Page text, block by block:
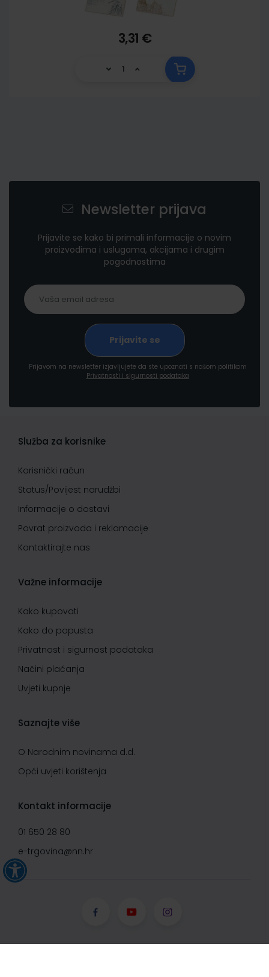
3,31 €
Newsletter prijava
Prijavite se kako bi primali informacije o novim
proizvodima i uslugama, akcijama i drugim
pogodnostima
Prijavom na newsletter izjavljujete da ste upoznati s našom politikom
Privatnosti i sigurnosti podataka
Služba za korisnike
Korisnički račun
Status/Povijest narudžbi
Informacije o dostavi
Povrat proizvoda i reklamacije
Kontaktirajte nas
Važne informacije
Kako kupovati
Kako do popusta
Privatnost i sigurnost podataka
Načini plaćanja
Uvjeti kupnje
Saznajte više
O Narodnim novinama d.d.
Opći uvjeti korištenja
Kontakt informacije
01 650 28 80
e-trgovina@nn.hr